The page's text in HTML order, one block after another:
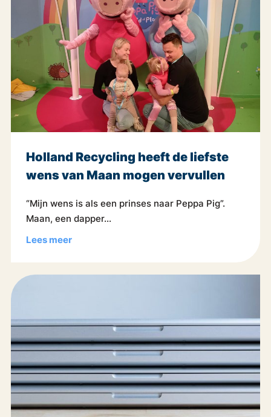
Holland Recycling heeft de liefste
wens van Maan mogen vervullen
“Mijn wens is als een prinses naar Peppa Pig”.
Maan, een dapper...
Lees meer